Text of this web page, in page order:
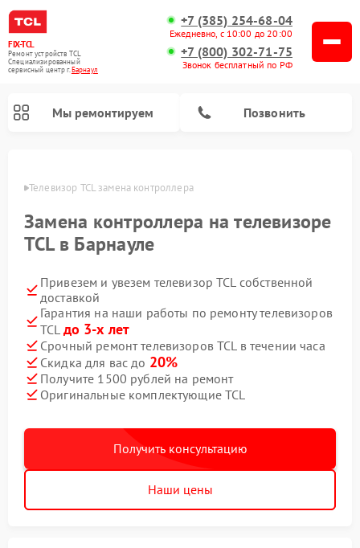
FIX-TCL
Ремонт устройств TCL
Специализированный
cервисный центр г.Барнаул
+7 (385) 254-68-04
Ежедневно, с 10:00 до 20:00
+7 (800) 302-71-75
Звонок бесплатный по РФ
Мы ремонтируем Позвонить
Телевизор TCL замена контроллера
Замена контроллера на телевизоре
TCL в Барнауле
Привезем и увезем телевизор TCL собственной
доставкой
Гарантия на наши работы по ремонту телевизоров
TCL до 3-х лет
Срочный ремонт телевизоров TCL в течении часа
Скидка для вас до 20%
Получите 1500 рублей на ремонт
Оригинальные комплектующие TCL
Получить консультацию
Наши цены